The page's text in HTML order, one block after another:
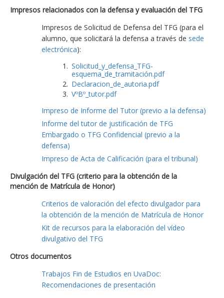
Impresos relacionados con la defensa y evaluación del TFG
Impresos de Solicitud de Defensa del TFG (para el
alumno, que solicitará la defensa a través de sede
electrónica):
Solicitud_y_defensa_TFG-
esquema_de_tramitación.pdf
Declaracion_de_autoria.pdf
VºBº_tutor.pdf
Impreso de Informe del Tutor (previo a la defensa)
Informe del tutor de justificación de TFG
Embargado o TFG Confidencial (previo a la
defensa)
Impreso de Acta de Calificación (para el tribunal)
Divulgación del TFG (criterio para la obtención de la
mención de Matrícula de Honor)
Criterios de valoración del efecto divulgador para
la obtención de la mención de Matrícula de Honor
Kit de recursos para la elaboración del vídeo
divulgativo del TFG
Otros documentos
Trabajos Fin de Estudios en UvaDoc:
Recomendaciones de presentación